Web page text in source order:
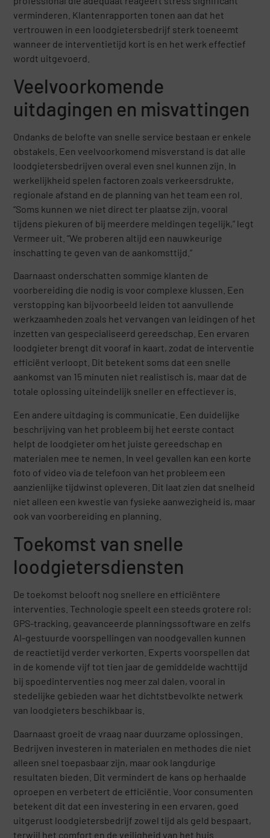
verminderen. Klantenrapporten tonen aan dat het
vertrouwen in een loodgietersbedrijf sterk toeneemt
wanneer de interventietijd kort is en het werk effectief
wordt uitgevoerd.
Veelvoorkomende
uitdagingen en misvattingen
Ondanks de belofte van snelle service bestaan er enkele
obstakels. Een veelvoorkomend misverstand is dat alle
loodgietersbedrijven overal even snel kunnen zijn. In
werkelijkheid spelen factoren zoals verkeersdrukte,
regionale afstand en de planning van het team een rol.
“Soms kunnen we niet direct ter plaatse zijn, vooral
tijdens piekuren of bij meerdere meldingen tegelijk,” legt
Vermeer uit. “We proberen altijd een nauwkeurige
inschatting te geven van de aankomsttijd.”
Daarnaast onderschatten sommige klanten de
voorbereiding die nodig is voor complexe klussen. Een
verstopping kan bijvoorbeeld leiden tot aanvullende
werkzaamheden zoals het vervangen van leidingen of het
inzetten van gespecialiseerd gereedschap. Een ervaren
loodgieter brengt dit vooraf in kaart, zodat de interventie
efficiënt verloopt. Dit betekent soms dat een snelle
aankomst van 15 minuten niet realistisch is, maar dat de
totale oplossing uiteindelijk sneller en effectiever is.
Een andere uitdaging is communicatie. Een duidelijke
beschrijving van het probleem bij het eerste contact
helpt de loodgieter om het juiste gereedschap en
materialen mee te nemen. In veel gevallen kan een korte
foto of video via de telefoon van het probleem een
aanzienlijke tijdwinst opleveren. Dit laat zien dat snelheid
niet alleen een kwestie van fysieke aanwezigheid is, maar
ook van voorbereiding en planning.
Toekomst van snelle
loodgietersdiensten
De toekomst belooft nog snellere en efficiëntere
interventies. Technologie speelt een steeds grotere rol:
GPS-tracking, geavanceerde planningssoftware en zelfs
AI-gestuurde voorspellingen van noodgevallen kunnen
de reactietijd verder verkorten. Experts voorspellen dat
in de komende vijf tot tien jaar de gemiddelde wachttijd
bij spoedinterventies nog meer zal dalen, vooral in
stedelijke gebieden waar het dichtstbevolkte netwerk
van loodgieters beschikbaar is.
Daarnaast groeit de vraag naar duurzame oplossingen.
Bedrijven investeren in materialen en methodes die niet
alleen snel toepasbaar zijn, maar ook langdurige
resultaten bieden. Dit vermindert de kans op herhaalde
oproepen en verbetert de efficiëntie. Voor consumenten
betekent dit dat een investering in een ervaren, goed
uitgerust loodgietersbedrijf zowel tijd als geld bespaart,
terwijl het comfort en de veiligheid van het huis